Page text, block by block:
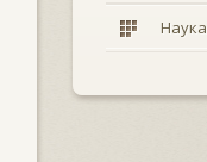
Наука